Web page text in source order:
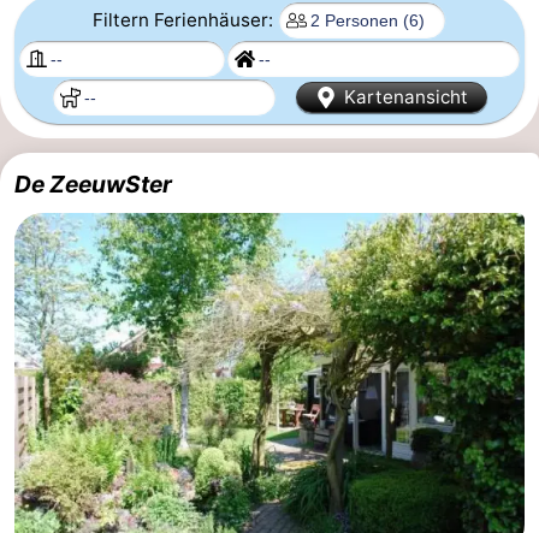
van
Schouwen
Appartements
Campingplätze
Ferienhäuser
-
Buitenheem
-
Duinoord
-
Ginsterveld
-
Julianahoeve
-
Livingstone
-
Resort
-
Filtern Ferienhäuser:
Kartenansicht
De ZeeuwSter